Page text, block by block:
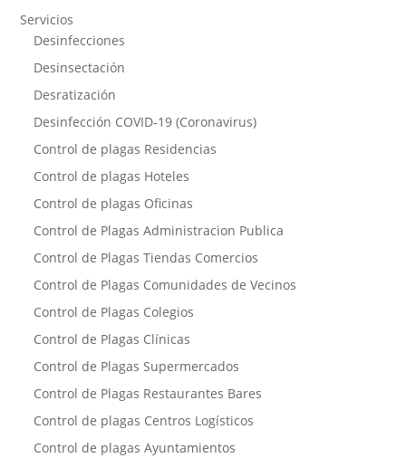
Servicios
Desinfecciones
Desinsectación
Desratización
Desinfección COVID-19 (Coronavirus)
Control de plagas Residencias
Control de plagas Hoteles
Control de plagas Oficinas
Control de Plagas Administracion Publica
Control de Plagas Tiendas Comercios
Control de Plagas Comunidades de Vecinos
Control de Plagas Colegios
Control de Plagas Clínicas
Control de Plagas Supermercados
Control de Plagas Restaurantes Bares
Control de plagas Centros Logísticos
Control de plagas Ayuntamientos